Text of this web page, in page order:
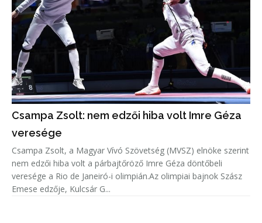
Csampa Zsolt: nem edzői hiba volt Imre Géza
veresége
Csampa Zsolt, a Magyar Vívó Szövetség (MVSZ) elnöke szerint
nem edzői hiba volt a párbajtőröző Imre Géza döntőbeli
veresége a Rio de Janeiró-i olimpián.Az olimpiai bajnok Szász
Emese edzője, Kulcsár G...